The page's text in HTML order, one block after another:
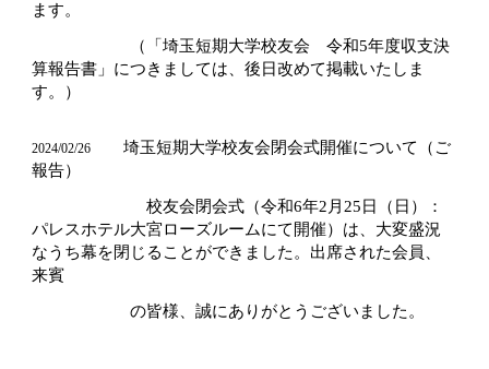
ます。
（「埼玉短期大学校友会 令和5年度収支決
算報告書」につきましては、後日改めて掲載いたしま
す。）
2024/02/26
埼玉短期大学校友会閉会式開催について（ご
報告）
校友会閉会式（令和6年2月25日（日）：
パレスホテル大宮ローズルームにて開催）は、大変盛況
なうち幕を閉じることができました。出席された会員、
来賓
の皆様、誠にありがとうございました。